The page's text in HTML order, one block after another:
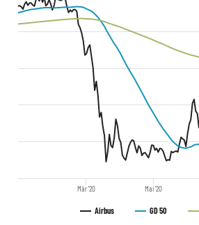
Airbus GD 50
Mär '20 Mai '20